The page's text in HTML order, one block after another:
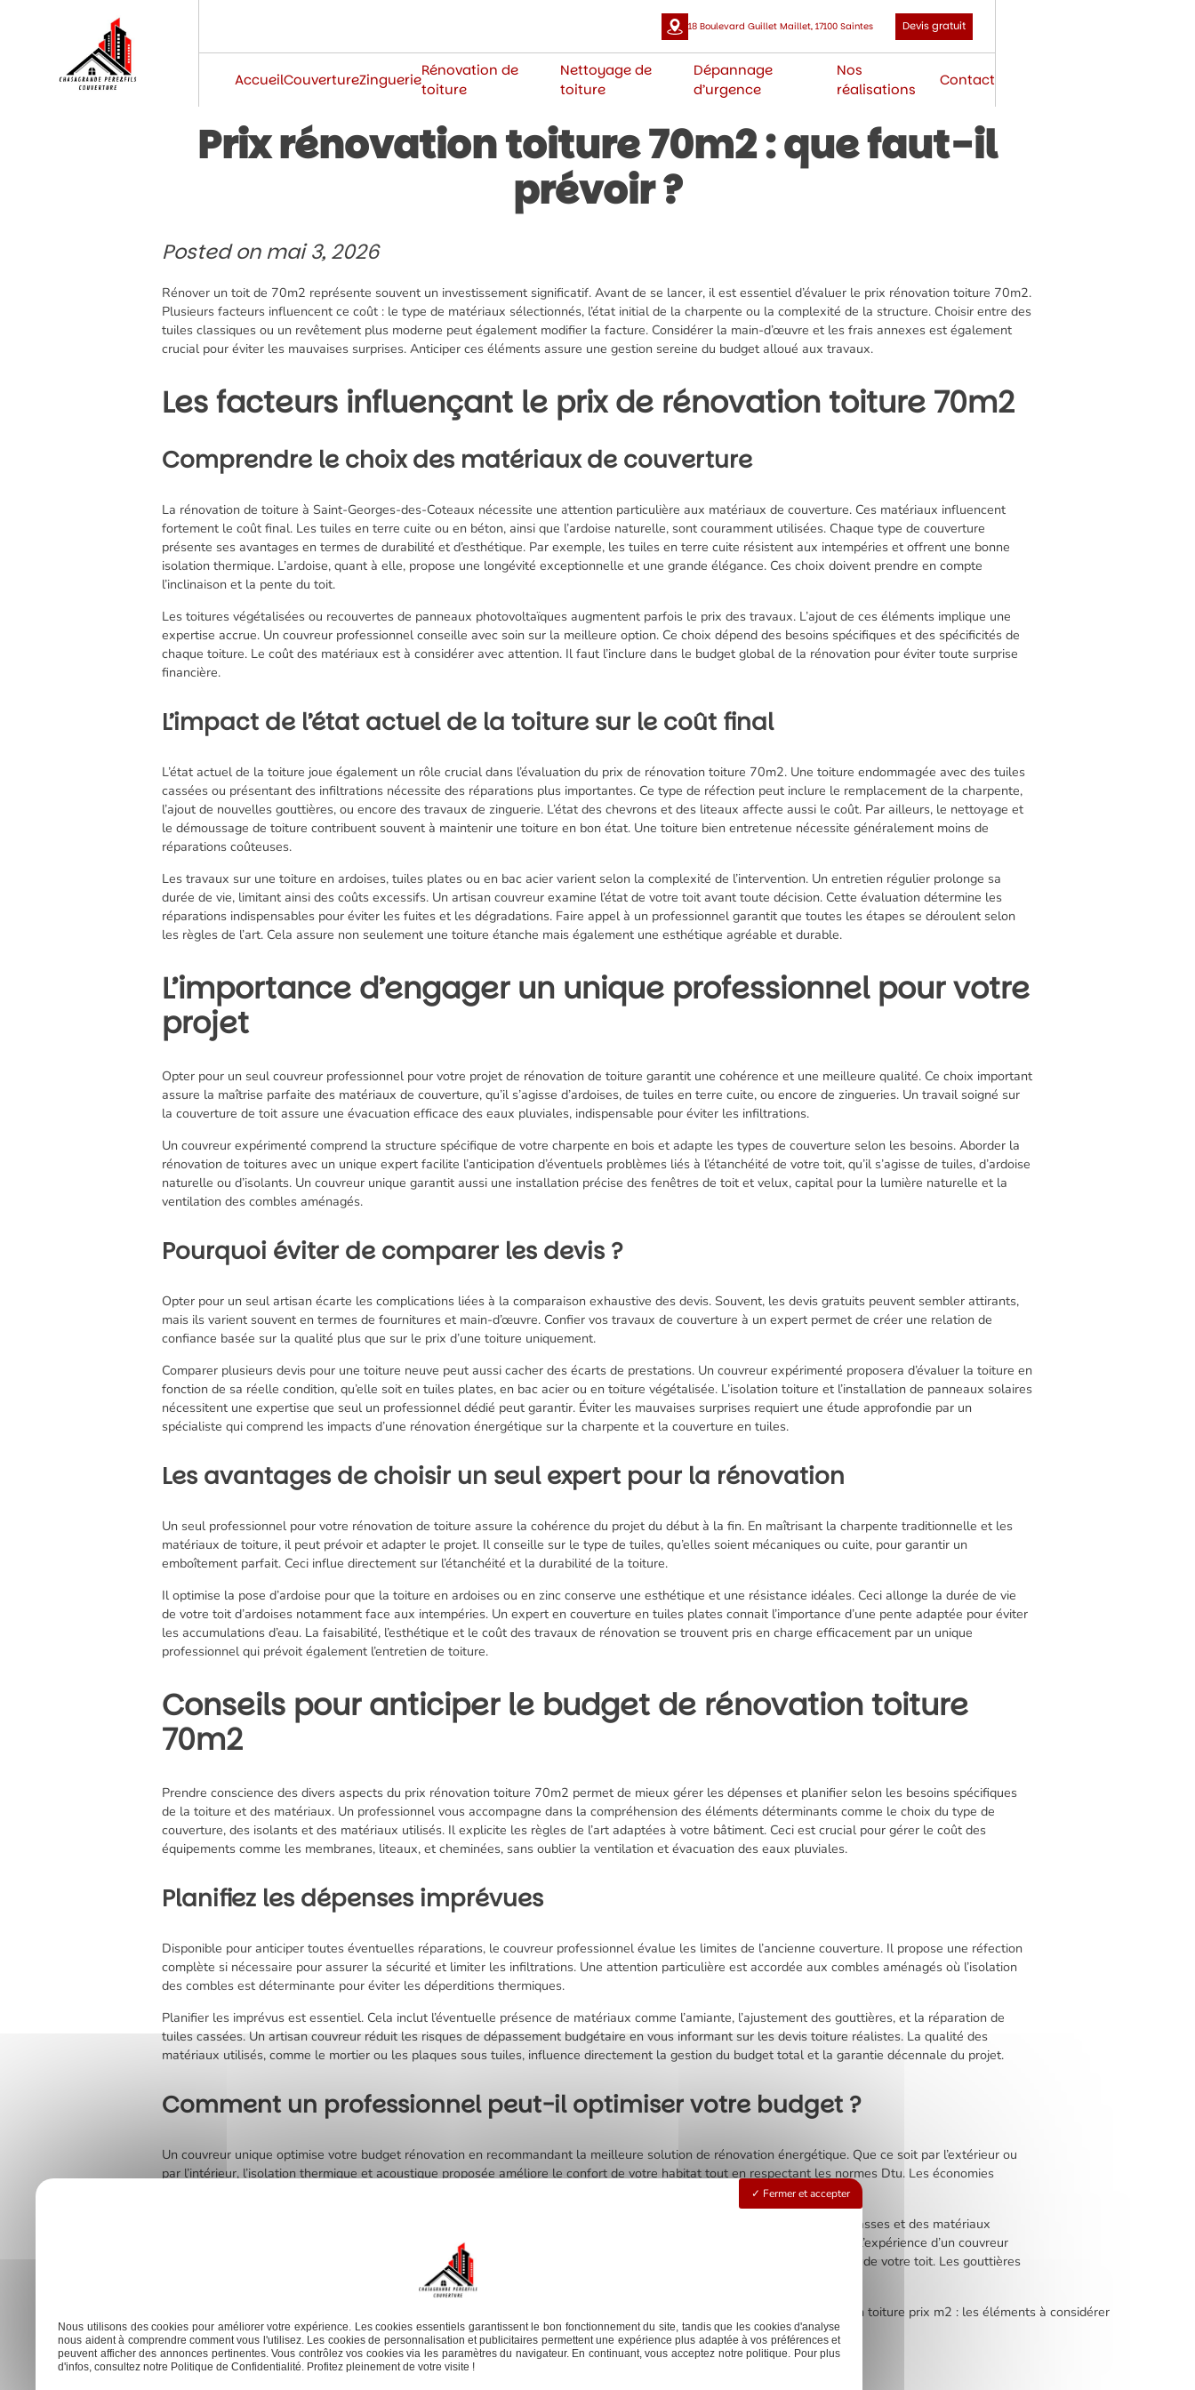
18 Boulevard Guillet Maillet, 17100 Saintes Devis gratuit
AccueilCouvertureZinguerie
Rénovation de
toiture
Nettoyage de
toiture
Dépannage
d’urgence
Nos
réalisations
Contact
Prix rénovation toiture 70m2 : que faut-il
prévoir ?
Posted on mai 3, 2026
Rénover un toit de 70m2 représente souvent un investissement significatif. Avant de se lancer, il est essentiel d’évaluer le prix rénovation toiture 70m2.
Plusieurs facteurs influencent ce coût : le type de matériaux sélectionnés, l’état initial de la charpente ou la complexité de la structure. Choisir entre des
tuiles classiques ou un revêtement plus moderne peut également modifier la facture. Considérer la main-d’œuvre et les frais annexes est également
crucial pour éviter les mauvaises surprises. Anticiper ces éléments assure une gestion sereine du budget alloué aux travaux.
Les facteurs influençant le prix de rénovation toiture 70m2
Comprendre le choix des matériaux de couverture
La rénovation de toiture à Saint-Georges-des-Coteaux nécessite une attention particulière aux matériaux de couverture. Ces matériaux influencent
fortement le coût final. Les tuiles en terre cuite ou en béton, ainsi que l’ardoise naturelle, sont couramment utilisées. Chaque type de couverture
présente ses avantages en termes de durabilité et d’esthétique. Par exemple, les tuiles en terre cuite résistent aux intempéries et offrent une bonne
isolation thermique. L’ardoise, quant à elle, propose une longévité exceptionnelle et une grande élégance. Ces choix doivent prendre en compte
l’inclinaison et la pente du toit.
Les toitures végétalisées ou recouvertes de panneaux photovoltaïques augmentent parfois le prix des travaux. L’ajout de ces éléments implique une
expertise accrue. Un couvreur professionnel conseille avec soin sur la meilleure option. Ce choix dépend des besoins spécifiques et des spécificités de
chaque toiture. Le coût des matériaux est à considérer avec attention. Il faut l’inclure dans le budget global de la rénovation pour éviter toute surprise
financière.
L’impact de l’état actuel de la toiture sur le coût final
L’état actuel de la toiture joue également un rôle crucial dans l’évaluation du prix de rénovation toiture 70m2. Une toiture endommagée avec des tuiles
cassées ou présentant des infiltrations nécessite des réparations plus importantes. Ce type de réfection peut inclure le remplacement de la charpente,
l’ajout de nouvelles gouttières, ou encore des travaux de zinguerie. L’état des chevrons et des liteaux affecte aussi le coût. Par ailleurs, le nettoyage et
le démoussage de toiture contribuent souvent à maintenir une toiture en bon état. Une toiture bien entretenue nécessite généralement moins de
réparations coûteuses.
Les travaux sur une toiture en ardoises, tuiles plates ou en bac acier varient selon la complexité de l’intervention. Un entretien régulier prolonge sa
durée de vie, limitant ainsi des coûts excessifs. Un artisan couvreur examine l’état de votre toit avant toute décision. Cette évaluation détermine les
réparations indispensables pour éviter les fuites et les dégradations. Faire appel à un professionnel garantit que toutes les étapes se déroulent selon
les règles de l’art. Cela assure non seulement une toiture étanche mais également une esthétique agréable et durable.
L’importance d’engager un unique professionnel pour votre
projet
Opter pour un seul couvreur professionnel pour votre projet de rénovation de toiture garantit une cohérence et une meilleure qualité. Ce choix important
assure la maîtrise parfaite des matériaux de couverture, qu’il s’agisse d’ardoises, de tuiles en terre cuite, ou encore de zingueries. Un travail soigné sur
la couverture de toit assure une évacuation efficace des eaux pluviales, indispensable pour éviter les infiltrations.
Un couvreur expérimenté comprend la structure spécifique de votre charpente en bois et adapte les types de couverture selon les besoins. Aborder la
rénovation de toitures avec un unique expert facilite l’anticipation d’éventuels problèmes liés à l’étanchéité de votre toit, qu’il s’agisse de tuiles, d’ardoise
naturelle ou d’isolants. Un couvreur unique garantit aussi une installation précise des fenêtres de toit et velux, capital pour la lumière naturelle et la
ventilation des combles aménagés.
Pourquoi éviter de comparer les devis ?
Opter pour un seul artisan écarte les complications liées à la comparaison exhaustive des devis. Souvent, les devis gratuits peuvent sembler attirants,
mais ils varient souvent en termes de fournitures et main-d’œuvre. Confier vos travaux de couverture à un expert permet de créer une relation de
confiance basée sur la qualité plus que sur le prix d’une toiture uniquement.
Comparer plusieurs devis pour une toiture neuve peut aussi cacher des écarts de prestations. Un couvreur expérimenté proposera d’évaluer la toiture en
fonction de sa réelle condition, qu’elle soit en tuiles plates, en bac acier ou en toiture végétalisée. L’isolation toiture et l’installation de panneaux solaires
nécessitent une expertise que seul un professionnel dédié peut garantir. Éviter les mauvaises surprises requiert une étude approfondie par un
spécialiste qui comprend les impacts d’une rénovation énergétique sur la charpente et la couverture en tuiles.
Les avantages de choisir un seul expert pour la rénovation
Un seul professionnel pour votre rénovation de toiture assure la cohérence du projet du début à la fin. En maîtrisant la charpente traditionnelle et les
matériaux de toiture, il peut prévoir et adapter le projet. Il conseille sur le type de tuiles, qu’elles soient mécaniques ou cuite, pour garantir un
emboîtement parfait. Ceci influe directement sur l’étanchéité et la durabilité de la toiture.
Il optimise la pose d’ardoise pour que la toiture en ardoises ou en zinc conserve une esthétique et une résistance idéales. Ceci allonge la durée de vie
de votre toit d’ardoises notamment face aux intempéries. Un expert en couverture en tuiles plates connait l’importance d’une pente adaptée pour éviter
les accumulations d’eau. La faisabilité, l’esthétique et le coût des travaux de rénovation se trouvent pris en charge efficacement par un unique
professionnel qui prévoit également l’entretien de toiture.
Conseils pour anticiper le budget de rénovation toiture
70m2
Prendre conscience des divers aspects du prix rénovation toiture 70m2 permet de mieux gérer les dépenses et planifier selon les besoins spécifiques
de la toiture et des matériaux. Un professionnel vous accompagne dans la compréhension des éléments déterminants comme le choix du type de
couverture, des isolants et des matériaux utilisés. Il explicite les règles de l’art adaptées à votre bâtiment. Ceci est crucial pour gérer le coût des
équipements comme les membranes, liteaux, et cheminées, sans oublier la ventilation et évacuation des eaux pluviales.
Planifiez les dépenses imprévues
Disponible pour anticiper toutes éventuelles réparations, le couvreur professionnel évalue les limites de l’ancienne couverture. Il propose une réfection
complète si nécessaire pour assurer la sécurité et limiter les infiltrations. Une attention particulière est accordée aux combles aménagés où l’isolation
des combles est déterminante pour éviter les déperditions thermiques.
Planifier les imprévus est essentiel. Cela inclut l’éventuelle présence de matériaux comme l’amiante, l’ajustement des gouttières, et la réparation de
tuiles cassées. Un artisan couvreur réduit les risques de dépassement budgétaire en vous informant sur les devis toiture réalistes. La qualité des
matériaux utilisés, comme le mortier ou les plaques sous tuiles, influence directement la gestion du budget total et la garantie décennale du projet.
Comment un professionnel peut-il optimiser votre budget ?
Un couvreur unique optimise votre budget rénovation en recommandant la meilleure solution de rénovation énergétique. Que ce soit par l’extérieur ou
par l’intérieur, l’isolation thermique et acoustique proposée améliore le confort de votre habitat tout en respectant les normes Dtu. Les économies
Vous bénéficiez aussi d’une anticipation sur les rénovations futures grâce à une solide étude de la toiture en zinc, des terrasses et des matériaux
synthétiques ou naturels. De plus, un devis toiture unique et clair offre une meilleure compréhension du prix des travaux. L’expérience d’un couvreur
zingueur respecte les tarifs horaires justes pour la pose de toiture ou la rénovation de charpente nécessaire à la durabilité de votre toit. Les gouttières
efficaces et les éventuelles surélévations prévues s’ajoutent à un projet de qualité supérieure.
Navigation
de
Révision toiture prix m2 : les éléments à considérer
Fermer et accepter
Nous utilisons des cookies pour améliorer votre expérience. Les cookies essentiels garantissent le bon fonctionnement du site, tandis que les cookies d'analyse
nous aident à comprendre comment vous l'utilisez. Les cookies de personnalisation et publicitaires permettent une expérience plus adaptée à vos préférences et
peuvent afficher des annonces pertinentes. Vous contrôlez vos cookies via les paramètres du navigateur. En continuant, vous acceptez notre politique. Pour plus
d'infos, consultez notre Politique de Confidentialité. Profitez pleinement de votre visite !